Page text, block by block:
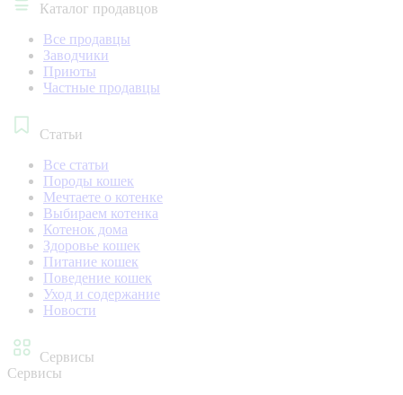
Каталог продавцов
Все продавцы
Заводчики
Приюты
Частные продавцы
Статьи
Все статьи
Породы кошек
Мечтаете о котенке
Выбираем котенка
Котенок дома
Здоровье кошек
Питание кошек
Поведение кошек
Уход и содержание
Новости
Сервисы
Сервисы